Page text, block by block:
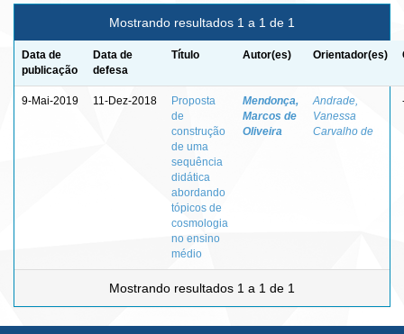
Mostrando resultados 1 a 1 de 1
Data de
publicação
Data de
defesa
Título Autor(es) Orientador(es)
9-Mai-2019 11-Dez-2018
Proposta
de
construção
de uma
sequência
didática
abordando
tópicos de
cosmologia
no ensino
médio
Mendonça,
Marcos de
Oliveira
Andrade,
Vanessa
Carvalho de
Mostrando resultados 1 a 1 de 1